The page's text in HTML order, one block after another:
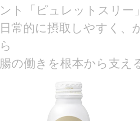
ント「ピュレットスリー
日常的に摂取しやすく
ら
腸の働きを根本から支え